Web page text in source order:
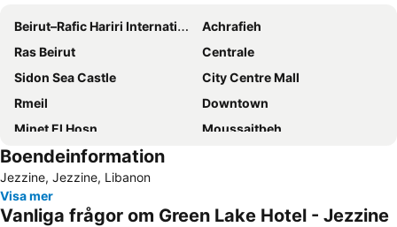
Beirut–Rafic Hariri International Airport
Achrafieh
Ras Beirut
Centrale
Sidon Sea Castle
City Centre Mall
Rmeil
Downtown
Minet El Hosn
Moussaitbeh
Harissa - Our Lady of Lebanon
Yabani
Boendeinformation
Jezzine, Jezzine, Libanon
Visa mer
Vanliga frågor om Green Lake Hotel - Jezzine